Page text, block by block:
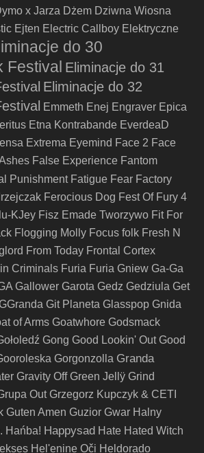
x Jarza Dżem Dziwna Wiosna
Ejten Electric Callboy Elektryczne
do 30
Festival Eliminacje do 31
Eliminacje do 32
Emmeth Enej Engraver Epica
Etna Kontrabande EverdeaD
Extrema Eyemind Face 2 Face
False Experience Fantom
Punishment Fatigue Fear Factory
Ferocious Dog Fest Of Fury 4
KJey Fisz Emade Tworzywo Fit For
Flogging Molly Focus folk Fresh N
From Today Frontal Cortex
Criminals Furia Furia Gniew Ga-Ga
Gallower Garota Gedz Gedziula Get
GGranda Git Planeta Glasspop Gnida
of Arms Goatwhore Godsmack
Gong Good Lookin' Out Good
Gorgonzolla Granda
Gravity Off Green Jellÿ Grind
Out Grzegorz Kupczyk & CETI
Guten Amen Guzior Gwar Halny
Hańba! Happysad Hate Hated Witch
Hel'enine Oči Heldorado